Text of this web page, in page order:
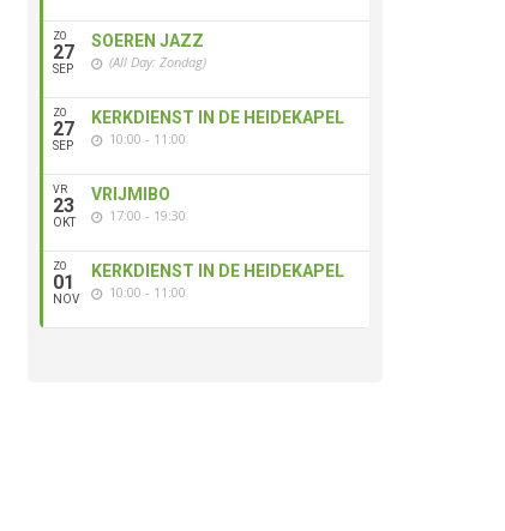
ZO
27
SEP
SOEREN JAZZ
(All Day: Zondag)
ZO
27
SEP
KERKDIENST IN DE HEIDEKAPEL
10:00 - 11:00
VR
23
OKT
VRIJMIBO
17:00 - 19:30
ZO
01
NOV
KERKDIENST IN DE HEIDEKAPEL
10:00 - 11:00